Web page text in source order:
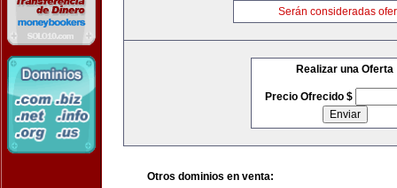
Serán consideradas
Realizar una Oferta
Precio Ofrecido $
Otros dominios en venta: